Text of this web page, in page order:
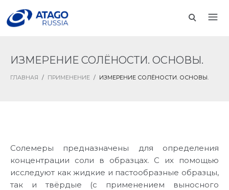
ИЗМЕРЕНИЕ СОЛЁНОСТИ. ОСНОВЫ.
ГЛАВНАЯ / ПРИМЕНЕНИЕ / ИЗМЕРЕНИЕ СОЛЁНОСТИ. ОСНОВЫ.
Солемеры предназначены для определения
концентрации соли в образцах. С их помощью
исследуют как жидкие и пастообразные образцы,
так и твёрдые (с применением выносного